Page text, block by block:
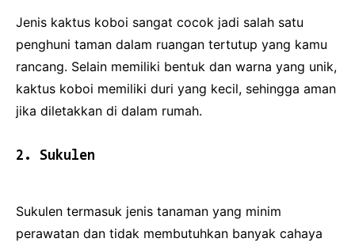
Jenis kaktus koboi sangat cocok jadi salah satu
penghuni taman dalam ruangan tertutup yang kamu
rancang. Selain memiliki bentuk dan warna yang unik,
kaktus koboi memiliki duri yang kecil, sehingga aman
jika diletakkan di dalam rumah.
2. Sukulen
Sukulen termasuk jenis tanaman yang minim
perawatan dan tidak membutuhkan banyak cahaya